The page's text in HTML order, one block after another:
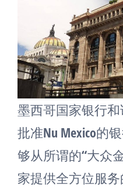
墨西哥国家银行和
批准Nu Mexico的
够从所谓的“大众
家提供全方位服务